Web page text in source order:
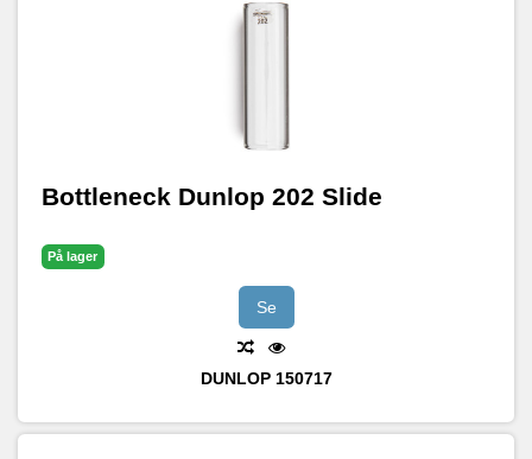
Bottleneck Dunlop 202 Slide
På lager
Se
DUNLOP 150717